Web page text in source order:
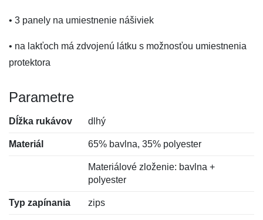
• 3 panely na umiestnenie nášiviek
• na lakťoch má zdvojenú látku s možnosťou umiestnenia
protektora
Parametre
Dĺžka rukávov dlhý
Materiál 65% bavlna, 35% polyester
Materiálové zloženie: bavlna +
polyester
Typ zapínania zips